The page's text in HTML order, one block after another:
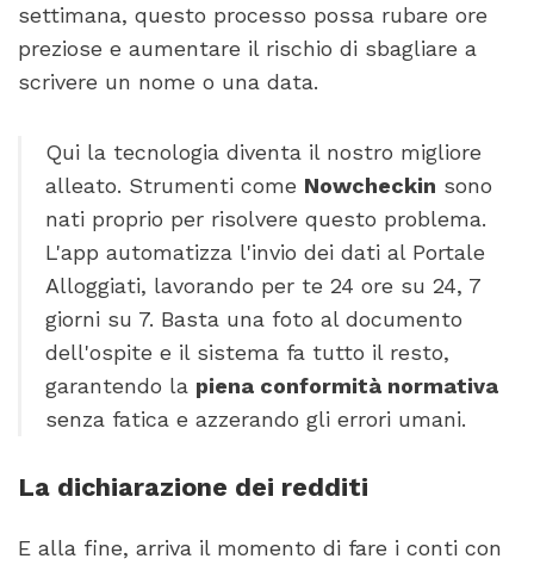
settimana, questo processo possa rubare ore
preziose e aumentare il rischio di sbagliare a
scrivere un nome o una data.
Qui la tecnologia diventa il nostro migliore
alleato. Strumenti come Nowcheckin sono
nati proprio per risolvere questo problema.
L'app automatizza l'invio dei dati al Portale
Alloggiati, lavorando per te 24 ore su 24, 7
giorni su 7. Basta una foto al documento
dell'ospite e il sistema fa tutto il resto,
garantendo la piena conformità normativa
senza fatica e azzerando gli errori umani.
La dichiarazione dei redditi
E alla fine, arriva il momento di fare i conti con